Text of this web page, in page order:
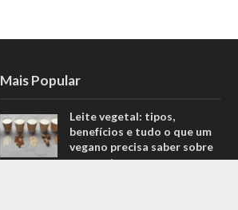
Mais Popular
Leite vegetal: tipos,
benefícios e tudo o que um
vegano precisa saber sobre
o assunto